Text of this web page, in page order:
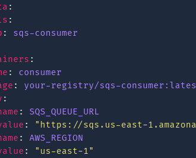
:
:
:
sqs-consumer
:
:
consumer
:
your-registry/sqs-
:
:
SQS_QUEUE_URL
:
"https://sqs.us-east-
:
AWS_REGION
:
"us-east-1"